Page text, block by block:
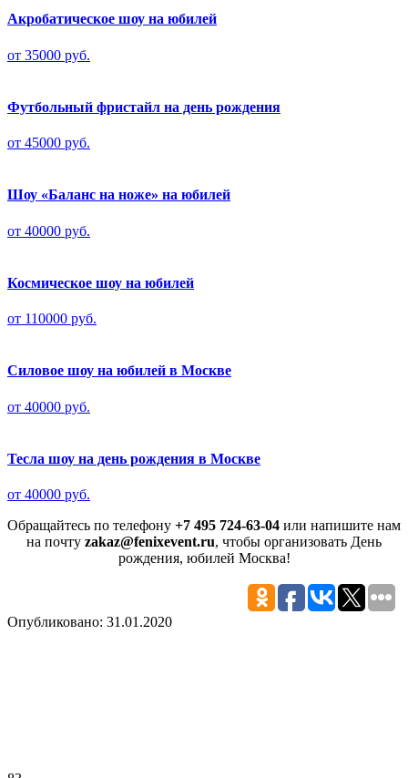
Акробатическое шоу на юбилей
от 35000 руб.
Футбольный фристайл на день рождения
от 45000 руб.
Шоу «Баланс на ноже» на юбилей
от 40000 руб.
Космическое шоу на юбилей
от 110000 руб.
Силовое шоу на юбилей в Москве
от 40000 руб.
Тесла шоу на день рождения в Москве
от 40000 руб.
Обращайтесь по телефону +7 495 724-63-04 или напишите нам
на почту zakaz@fenixevent.ru, чтобы организовать День
рождения, юбилей Москва!
Опубликовано: 31.01.2020